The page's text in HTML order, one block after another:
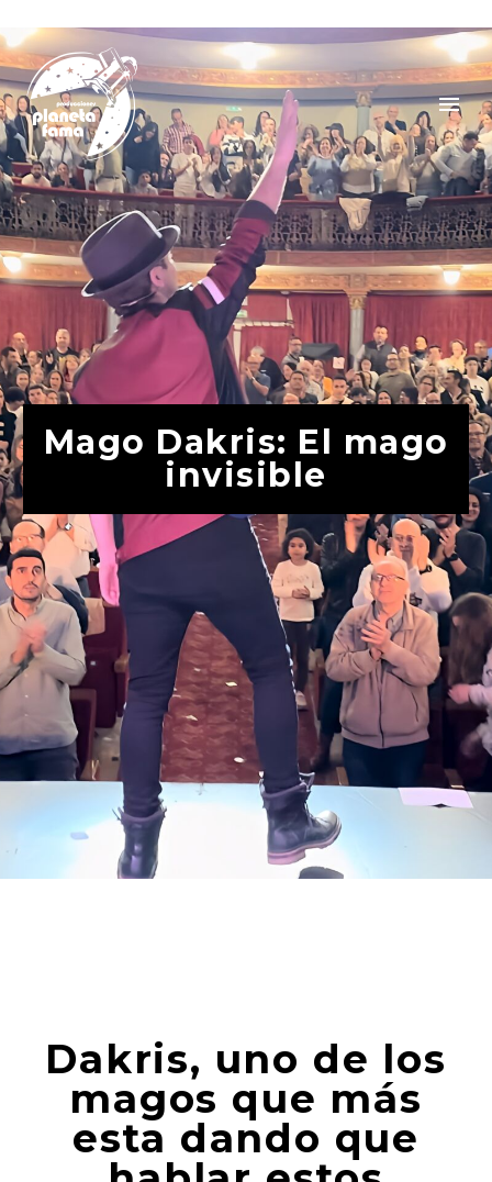
Mago Dakris: El mago
invisible
Dakris, uno de los
magos que más
esta dando que